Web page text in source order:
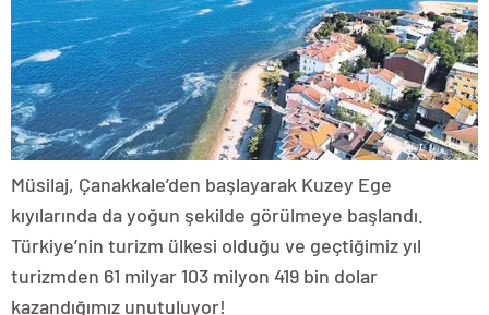
Müsilaj, Çanakkale’den başlayarak Kuzey Ege
kıyılarında da yoğun şekilde görülmeye başlandı.
Türkiye’nin turizm ülkesi olduğu ve geçtiğimiz yıl
turizmden 61 milyar 103 milyon 419 bin dolar
kazandığımız unutuluyor!